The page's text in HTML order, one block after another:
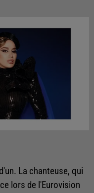
La chanteuse, qui
lors de l'Eurovision